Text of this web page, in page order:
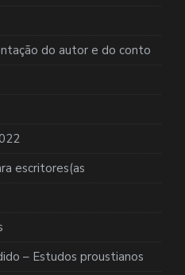
do autor e do conto
escritores(as
– Estudos proustianos